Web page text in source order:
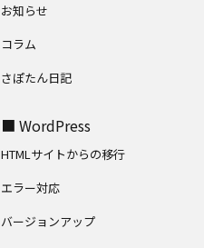
お知らせ
コラム
さぽたん日記
■ WordPress
HTMLサイトからの移行
エラー対応
バージョンアップ